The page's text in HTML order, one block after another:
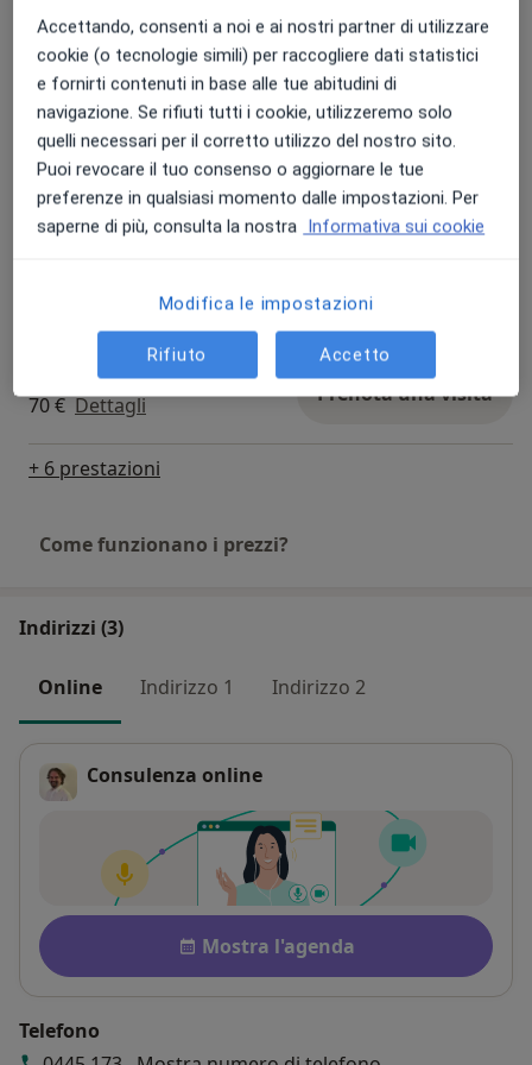
percepito.
Psicoterapia individuale
70 € Dettagli Prenota una visita
Consulenza online
70 € Dettagli Prenota una visita
Dettagli Prenota una visita
Psicoterapia di coppia
70 € Dettagli Prenota una visita
+ 6 prestazioni
Come funzionano i prezzi?
Indirizzi (3)
Online Indirizzo 1 Indirizzo 2
Consulenza online
Disponibilità
Mostra l'agenda
Telefono
Accettando, consenti a noi e ai nostri partner di utilizzare
cookie (o tecnologie simili) per raccogliere dati statistici
e fornirti contenuti in base alle tue abitudini di
navigazione. Se rifiuti tutti i cookie, utilizzeremo solo
quelli necessari per il corretto utilizzo del nostro sito.
Puoi revocare il tuo consenso o aggiornare le tue
preferenze in qualsiasi momento dalle impostazioni. Per
saperne di più, consulta la nostra Informativa sui cookie
Modifica le impostazioni
Rifiuto Accetto